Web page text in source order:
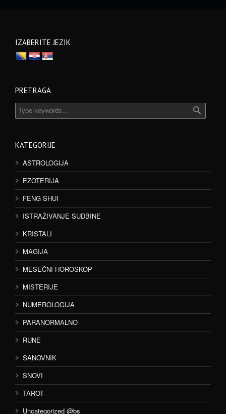
IZABERITE JEZIK
PRETRAGA
KATEGORIJE
ASTROLOGIJA
EZOTERIJA
FENG SHUI
ISTRAŽIVANJE SUDBINE
KRISTALI
MAGIJA
MESEČNI HOROSKOP
MISTERIJE
NUMEROLOGIJA
PARANORMALNO
RUNE
SANOVNIK
SNOVI
TAROT
Uncategorized @bs